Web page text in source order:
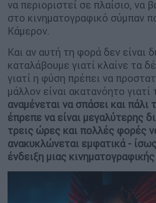
να περιοριστεί σε πλαίσιο, να
στο κινηματογραφικό σύμπαν
Κάμερον.
Και αν αυτή τη φορά δεν είναι
καταλάβουμε γιατί κλαίνε τα
γιατί η φύση πρέπει να
μάλλον είναι ακατανόητο
αναμένεται να σπάσει και πάλι
έπρεπε να είναι μεγαλύτερης
τρεις ώρες και πολλές φορές
ανακυκλώνεται εμφατικά -
ένδειξη μιας